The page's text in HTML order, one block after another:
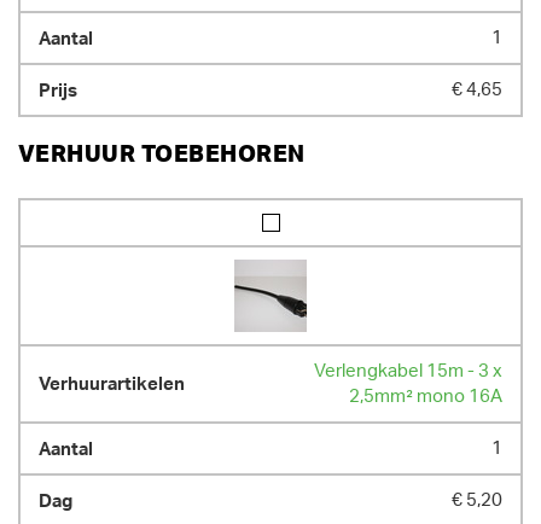
1
€ 4,65
VERHUUR TOEBEHOREN
Verlengkabel 15m - 3 x
2,5mm² mono 16A
1
€ 5,20